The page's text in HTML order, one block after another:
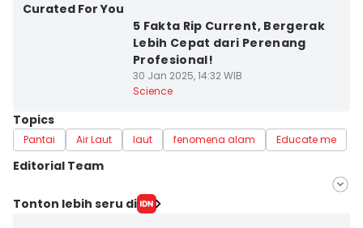
Curated For You
5 Fakta Rip Current, Bergerak
Lebih Cepat dari Perenang
Profesional!
30 Jan 2025, 14:32 WIB
Science
Topics
Pantai Air Laut laut fenomena alam Educate me
Editorial Team
Editor
Tonton lebih seru di